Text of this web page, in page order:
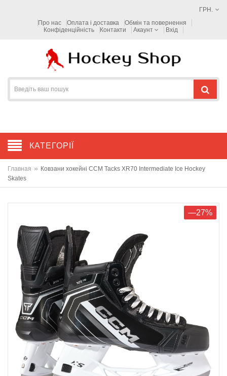
ГРН.
Про нас
Оплата і доставка
Обмін та повернення
Конфіденційність
Контакти Акаунт Вхід
КАТЕГОРІЇ
Главная » Ковзани хокейні CCM Tacks XR70 Intermediate Ice Hockey
Skates
—27%